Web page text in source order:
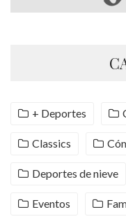
+ Deportes
Classics
Deportes de nieve
Eventos